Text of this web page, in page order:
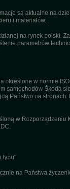
są aktualne na
i materiałów.
na rynek polski.
parametrów
określone w normie
samochodów Škoda
Państwo na stronach:
w Rozporządzeniu
typu"
na Państwa